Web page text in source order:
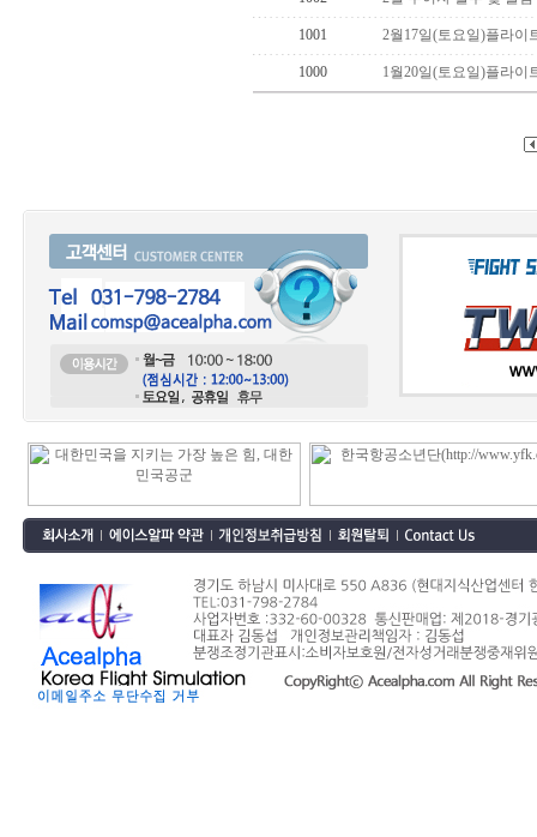
1001 2월17일(토요일)플라이
1000 1월20일(토요일)플라이